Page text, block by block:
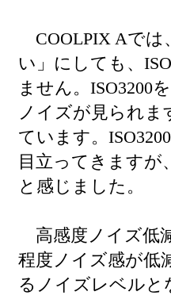
COOLPIX Aでは
い」にしても、
ません。ISO3200
ノイズが見られ
ています。
目立ってきますが
と感じました。
高感度ノイズ低
程度ノイズ感が低
るノイズレベルと